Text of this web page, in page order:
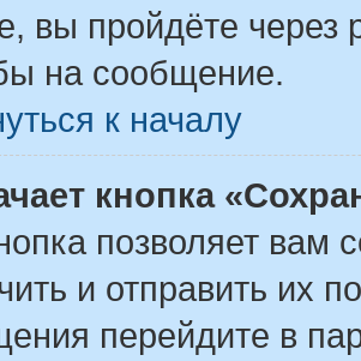
вы пройдёте
на сообщение.
к началу
кнопка
позволяет вам
и отправить их
перейдите в